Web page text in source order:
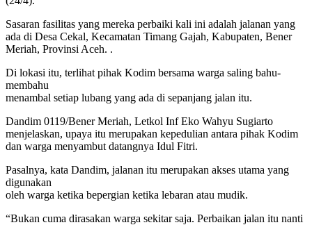
Sasaran fasilitas yang mereka perbaiki kali ini adalah jalanan yang
ada di Desa Cekal, Kecamatan Timang Gajah, Kabupaten, Bener
Meriah, Provinsi Aceh. .
Di lokasi itu, terlihat pihak Kodim bersama warga saling bahu-
membahu
menambal setiap lubang yang ada di sepanjang jalan itu.
Dandim 0119/Bener Meriah, Letkol Inf Eko Wahyu Sugiarto
menjelaskan, upaya itu merupakan kepedulian antara pihak Kodim
dan warga menyambut datangnya Idul Fitri.
Pasalnya, kata Dandim, jalanan itu merupakan akses utama yang
digunakan
oleh warga ketika bepergian ketika lebaran atau mudik.
“Bukan cuma dirasakan warga sekitar saja. Perbaikan jalan itu nanti